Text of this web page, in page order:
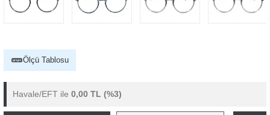
Ölçü Tablosu
Havale/EFT ile 0,00 TL (%3)